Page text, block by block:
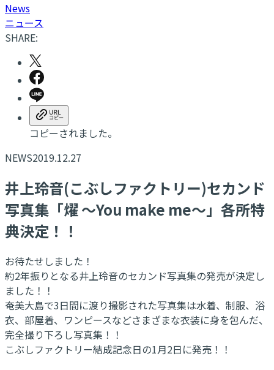
News
ニュース
SHARE:
コピーされました。
NEWS2019.12.27
井上玲音(こぶしファクトリー)セカンド
写真集「燿 ～You make me～」各所特
典決定！！
お待たせしました！
約2年振りとなる井上玲音のセカンド写真集の発売が決定し
ました！！
奄美大島で3日間に渡り撮影された写真集は水着、制服、浴
衣、部屋着、ワンピースなどさまざまな衣装に身を包んだ、
完全撮り下ろし写真集！！
こぶしファクトリー結成記念日の1月2日に発売！！